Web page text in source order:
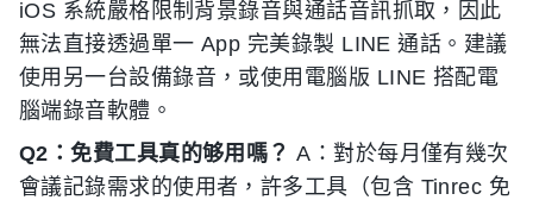
iOS 系統嚴格限制背景錄音與通話音訊抓取，因此
無法直接透過單一 App 完美錄製 LINE 通話。建議
使用另一台設備錄音，或使用電腦版 LINE 搭配電
腦端錄音軟體。
Q2：免費工具真的够用嗎？ A：對於每月僅有幾次
會議記錄需求的使用者，許多工具（包含 Tinrec 免